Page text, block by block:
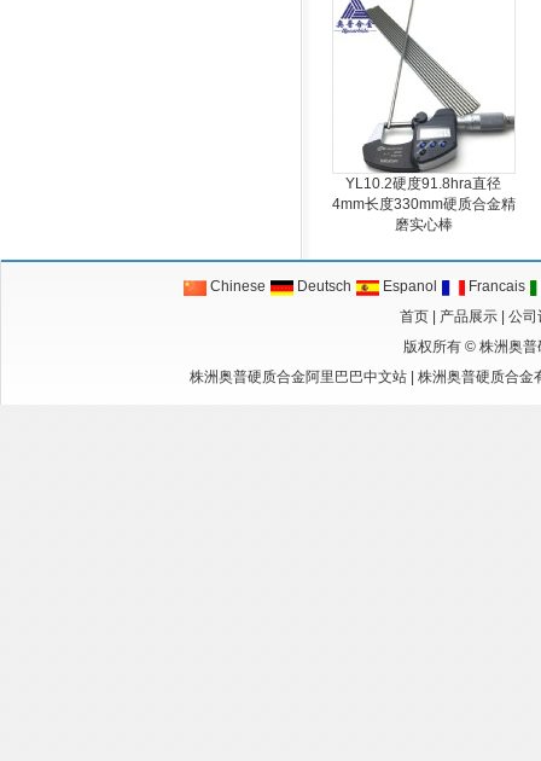
YL10.2硬度91.8hra直径
4mm长度330mm硬质合金精
磨实心棒
Chinese Deutsch Espanol
Francais
首页
产品展示
公司
版权所有 © 株洲奥普
株洲奥普硬质合金阿里巴巴中文站| 株洲奥普硬质合金